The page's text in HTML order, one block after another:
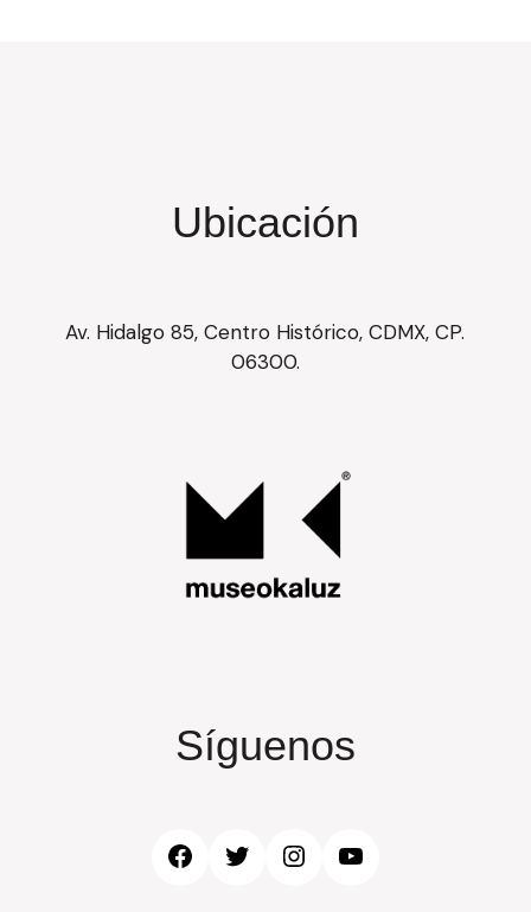
Ubicación
Av. Hidalgo 85, Centro Histórico, CDMX, CP.
06300.
Síguenos
Facebook
TwitterInstagram
YouTube